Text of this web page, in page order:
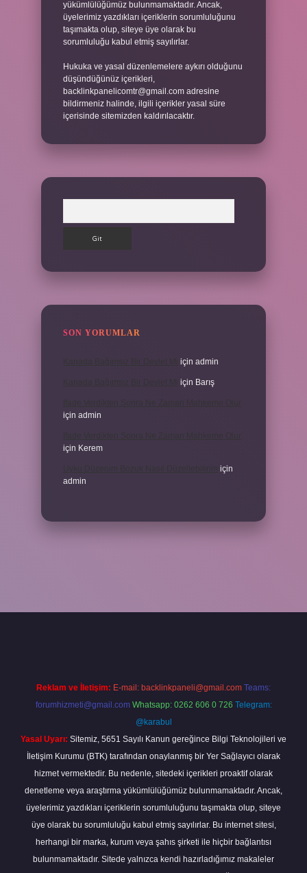
yükümlülüğümüz bulunmamaktadır. Ancak,
üyelerimiz yazdıkları içeriklerin sorumluluğunu
taşımakta olup, siteye üye olarak bu
sorumluluğu kabul etmiş sayılırlar.
Hukuka ve yasal düzenlemelere aykırı olduğunu
düşündüğünüz içerikleri,
backlinkpanelicomtr@gmail.com adresine
bildirmeniz halinde, ilgili içerikler yasal süre
içerisinde sitemizden kaldırılacaktır.
SON YORUMLAR
için admin
için Barış
için admin
için Kerem
için
admin
Reklam ve İletişim: E-mail: backlinkpaneli@gmail.com Teams:
forumhizmeti@gmail.com Whatsapp: 0262 606 0 726 Telegram:
@karabul
Yasal Uyarı: Sitemiz, 5651 Sayılı Kanun gereğince Bilgi Teknolojileri ve
İletişim Kurumu (BTK) tarafından onaylanmış bir Yer Sağlayıcı olarak
hizmet vermektedir. Bu nedenle, sitedeki içerikleri proaktif olarak
denetleme veya araştırma yükümlülüğümüz bulunmamaktadır. Ancak,
üyelerimiz yazdıkları içeriklerin sorumluluğunu taşımakta olup, siteye
üye olarak bu sorumluluğu kabul etmiş sayılırlar. Bu internet sitesi,
herhangi bir marka, kurum veya şahıs şirketi ile hiçbir bağlantısı
bulunmamaktadır. Sitede yalnızca kendi hazırladığımız makaleler